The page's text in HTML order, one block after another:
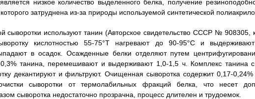
низкое количество выделенного белка, получение
затруднена из-за природы используемой синтетической
сыворотки используют танин (Авторское свидетельство СССР № 908305,
кислотностью 55-75°Т нагревают до 90-95°С и
в осадок. Осажденные белки отделяют путем
танина, перемешивают и выдерживают 1,0-1,5 ч. Комплекс танина
декантируют и фильтруют. Очищенная сыворотка содержит 0,17-
сыворотки от термолабильных фракций белка, что несет
сыворотка недостаточно прозрачна, процесс длителен и трудоемок.